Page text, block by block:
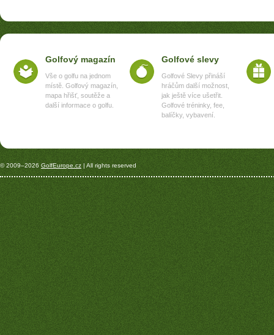
Golfový magazín
Vše o golfu na jednom
místě. Golfový magazín,
mapa hřišť, soutěže a
další informace o golfu.
Golfové slevy
Golfové Slevy přináší
hráčům další možnost,
jak ještě více ušetřit.
Golfové tréninky, fee,
balíčky, vybavení.
© 2009–2026 GolfEurope.cz | All rights reserved